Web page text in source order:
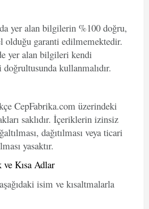
yer alan bilgilerin %100 doğru,
olduğu garanti edilmemektedir.
yer alan bilgileri kendi
kullanmalıdır.
CepFabrika.com üzerindeki
saklıdır. İçeriklerin izinsiz
dağıtılması veya ticari
yasaktır.
Kısa Adlar
isim ve kısaltmalarla